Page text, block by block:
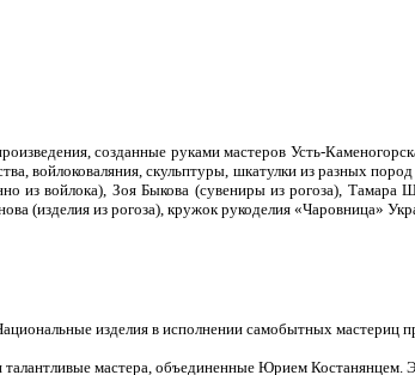
созданные руками мастеров Усть-
войлоковаляния, скульптуры, шкатулки из разных
из войлока), Зоя Быкова (сувениры из рогоза), Тамара
(изделия из рогоза), кружок рукоделия «Чаровница»
изделия в исполнении самобытных мастериц
талантливые мастера, объединенные Юрием